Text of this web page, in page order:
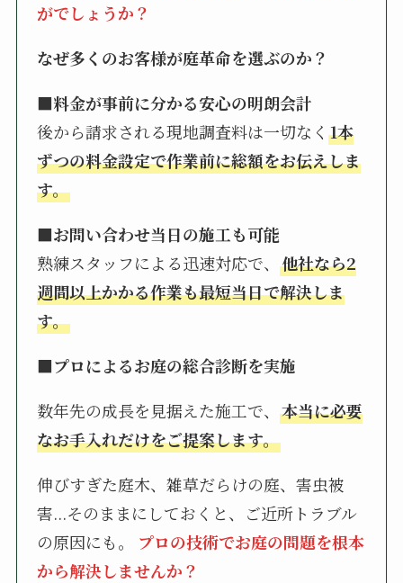
がでしょうか？
なぜ多くのお客様が庭革命を選ぶのか？
■料金が事前に分かる安心の明朗会計
後から請求される現地調査料は一切なく1本
ずつの料金設定で作業前に総額をお伝えしま
す。
■お問い合わせ当日の施工も可能
熟練スタッフによる迅速対応で、他社なら2
週間以上かかる作業も最短当日で解決しま
す。
■プロによるお庭の総合診断を実施
数年先の成長を見据えた施工で、本当に必要
なお手入れだけをご提案します。
伸びすぎた庭木、雑草だらけの庭、害虫被
害...そのままにしておくと、ご近所トラブル
の原因にも。
プロの技術でお庭の問題を根本
から解決しませんか？